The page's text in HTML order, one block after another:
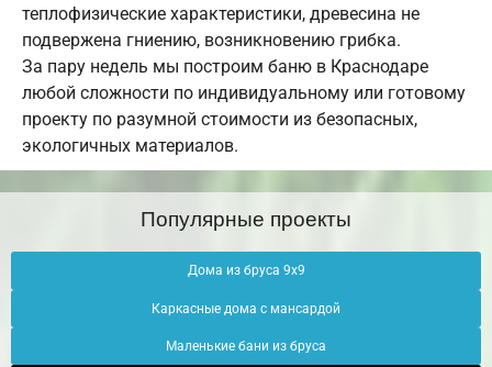
теплофизические характеристики, древесина не
подвержена гниению, возникновению грибка.
За пару недель мы построим баню в Краснодаре
любой сложности по индивидуальному или готовому
проекту по разумной стоимости из безопасных,
экологичных материалов.
Популярные проекты
Дома из бруса 9х9
Каркасные дома с мансардой
Маленькие бани из бруса